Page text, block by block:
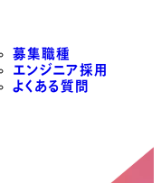
募集職種
エンジニア採用
よくある質問